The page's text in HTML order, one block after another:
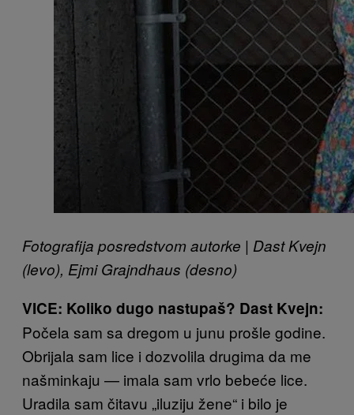
Fotografija posredstvom autorke | Dast Kvejn
(levo), Ejmi Grajndhaus (desno)
VICE: Koliko dugo nastupaš? Dast Kvejn:
Počela sam sa dregom u junu prošle godine.
Obrijala sam lice i dozvolila drugima da me
našminkaju — imala sam vrlo bebeće lice.
Uradila sam čitavu „iluziju žene“ i bilo je